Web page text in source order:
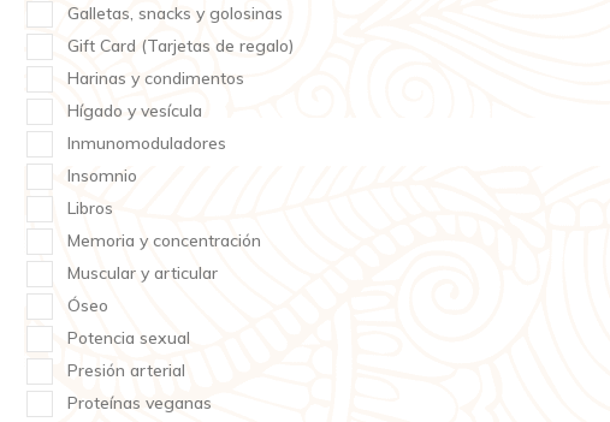
Galletas, snacks y golosinas
Gift Card (Tarjetas de regalo)
Harinas y condimentos
Hígado y vesícula
Inmunomoduladores
Insomnio
Libros
Memoria y concentración
Muscular y articular
Óseo
Potencia sexual
Presión arterial
Proteínas veganas